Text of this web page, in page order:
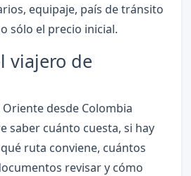
equipaje, país de tránsito
sólo el precio inicial.
viajero de
desde Colombia
saber cuánto cuesta, si hay
ruta conviene, cuántos
revisar y cómo